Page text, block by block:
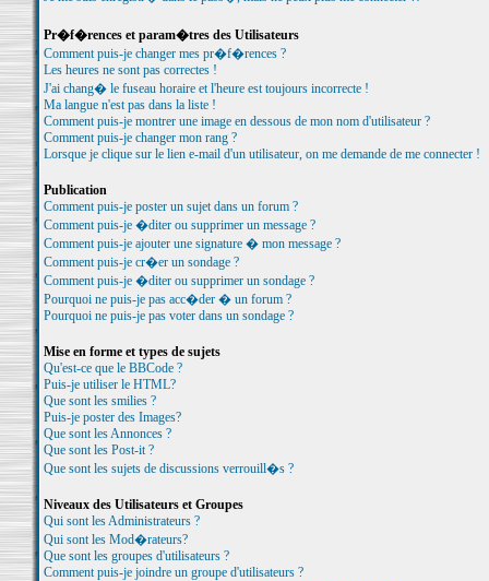
Pr�f�rences et param�tres des Utilisateurs
Comment puis-je changer mes pr�f�rences ?
Les heures ne sont pas correctes !
J'ai chang� le fuseau horaire et l'heure est toujours incorrecte !
Ma langue n'est pas dans la liste !
Comment puis-je montrer une image en dessous de mon nom d'utilisateur ?
Comment puis-je changer mon rang ?
Lorsque je clique sur le lien e-mail d'un utilisateur, on me demande de me connecter !
Publication
Comment puis-je poster un sujet dans un forum ?
Comment puis-je �diter ou supprimer un message ?
Comment puis-je ajouter une signature � mon message ?
Comment puis-je cr�er un sondage ?
Comment puis-je �diter ou supprimer un sondage ?
Pourquoi ne puis-je pas acc�der � un forum ?
Pourquoi ne puis-je pas voter dans un sondage ?
Mise en forme et types de sujets
Qu'est-ce que le BBCode ?
Puis-je utiliser le HTML?
Que sont les smilies ?
Puis-je poster des Images?
Que sont les Annonces ?
Que sont les Post-it ?
Que sont les sujets de discussions verrouill�s ?
Niveaux des Utilisateurs et Groupes
Qui sont les Administrateurs ?
Qui sont les Mod�rateurs?
Que sont les groupes d'utilisateurs ?
Comment puis-je joindre un groupe d'utilisateurs ?